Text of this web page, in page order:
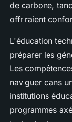
de carbone,
offriraient
L'éducation
préparer les
Les
naviguer dans
institutions
programmes